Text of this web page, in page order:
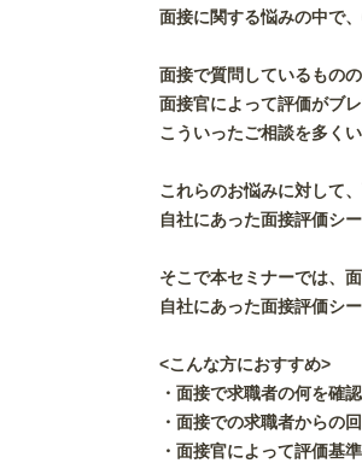
面接に関する悩みの中で
面接で質問しているもの
面接官によって評価がブ
こういったご相談を多く
これらのお悩みに対して
自社にあった面接評価シ
そこで本セミナーでは、
自社にあった面接評価シ
<こんな方におすすめ>
・面接で求職者の何を確
・面接での求職者からの
・面接官によって評価基